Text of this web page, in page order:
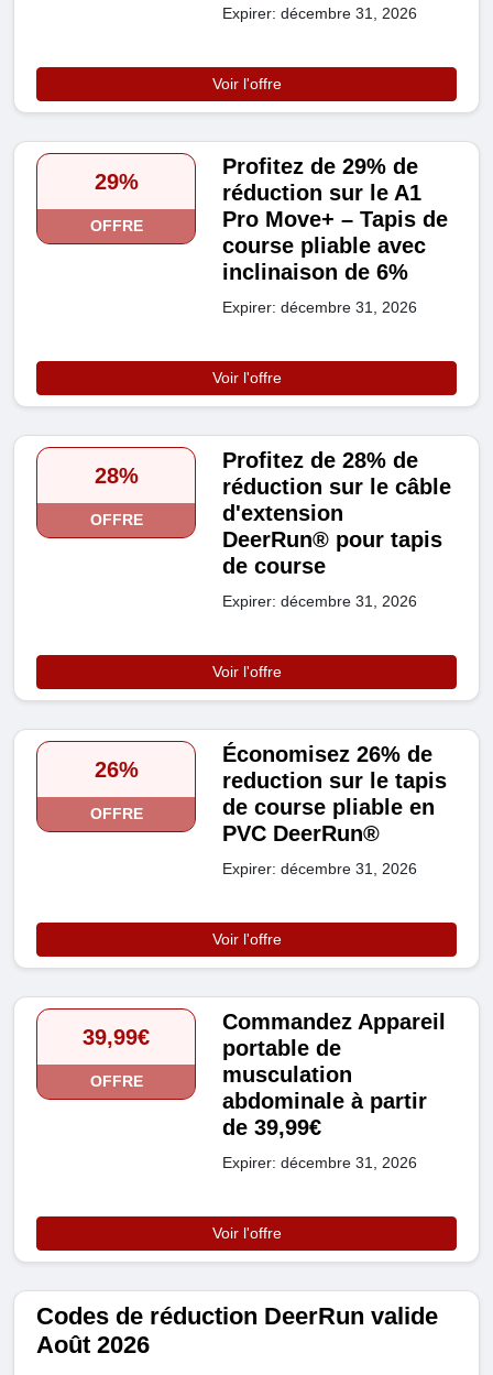
Expirer: décembre 31, 2026
Voir l'offre
29%
OFFRE
Profitez de 29% de
réduction sur le A1
Pro Move+ – Tapis de
course pliable avec
inclinaison de 6%
Expirer: décembre 31, 2026
Voir l'offre
28%
OFFRE
Profitez de 28% de
réduction sur le câble
d'extension
DeerRun® pour tapis
de course
Expirer: décembre 31, 2026
Voir l'offre
26%
OFFRE
Économisez 26% de
reduction sur le tapis
de course pliable en
PVC DeerRun®
Expirer: décembre 31, 2026
Voir l'offre
39,99€
OFFRE
Commandez Appareil
portable de
musculation
abdominale à partir
de 39,99€
Expirer: décembre 31, 2026
Voir l'offre
Codes de réduction DeerRun valide
Août 2026